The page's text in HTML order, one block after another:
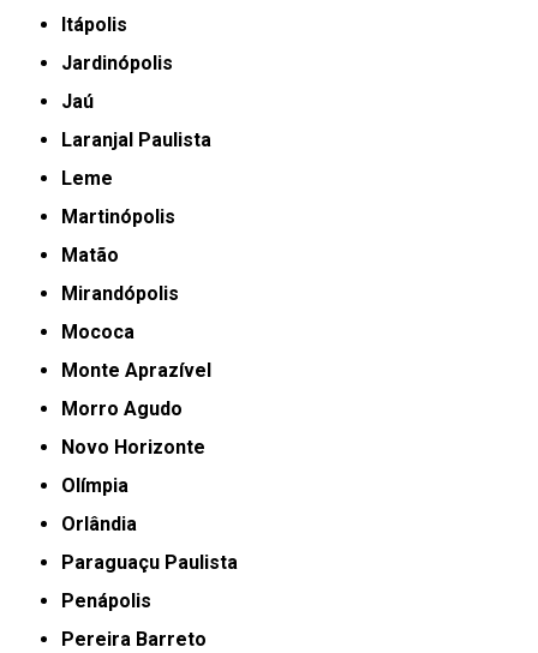
Itápolis
Jardinópolis
Jaú
Laranjal Paulista
Leme
Martinópolis
Matão
Mirandópolis
Mococa
Monte Aprazível
Morro Agudo
Novo Horizonte
Olímpia
Orlândia
Paraguaçu Paulista
Penápolis
Pereira Barreto